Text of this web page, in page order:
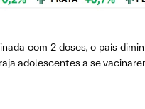
com 2 doses, o país
adolescentes a se